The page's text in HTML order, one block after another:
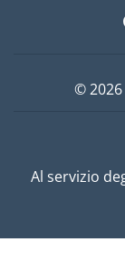
Al servizio
© 2026